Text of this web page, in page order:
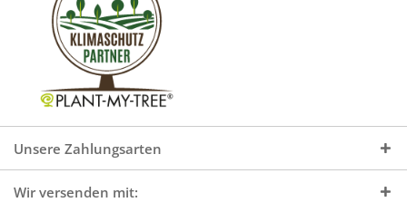
Unsere Zahlungsarten
Wir versenden mit: